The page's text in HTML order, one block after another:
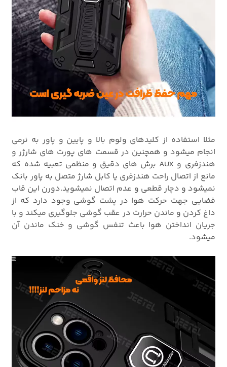
مثلا استفاده از کلیدهای ولوم بالا و پایین و پاور به نرمی
انجام میشود و همچنین در قسمت های پورت های شارژر و
هندزفری و AUX برش های دقیق و منظمی تعبیه شده که
مانع از اتصال راحت هندزفری یا کابل شارژ متصل به پاور بانک
نمیشود و دچار قطعی و عدم اتصال نمیشوید.دورن این قاب
فضایی جهت حرکت هوا در پشت گوشی وجود دارد که از
داغ کردن و ماندن حرارت در عقب گوشی جلوگیری میکند و با
جریان انداختن هوا باعث تنفس گوشی و خنک ماندن آن
میشود.